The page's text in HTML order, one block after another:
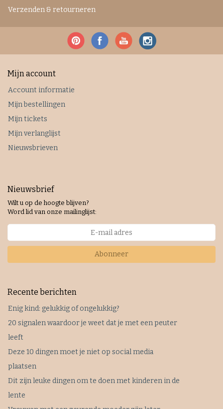
Verzenden & retourneren
Mijn account
Account informatie
Mijn bestellingen
Mijn tickets
Mijn verlanglijst
Nieuwsbrieven
Nieuwsbrief
Wilt u op de hoogte blijven?
Word lid van onze mailinglijst:
Abonneer
Recente berichten
Enig kind: gelukkig of ongelukkig?
20 signalen waardoor je weet dat je met een peuter
leeft
Deze 10 dingen moet je niet op social media
plaatsen
Dit zijn leuke dingen om te doen met kinderen in de
lente